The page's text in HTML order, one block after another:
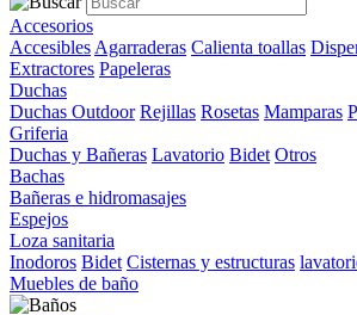
Accesorios
Accesibles Agarraderas Calienta toallas
Extractores Papeleras
Duchas
Duchas Outdoor Rejillas Rosetas Mamparas
Griferia
Duchas y Bañeras Lavatorio Bidet Otros
Bachas
Bañeras e hidromasajes
Espejos
Loza sanitaria
Inodoros Bidet Cisternas y estructuras
Muebles de baño